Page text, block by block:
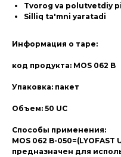
Tvorog va polutvetdiy
Silliq ta'mni yaratadi
Информация о таре:
код продукта: MOS 062 B
Упаковка: пакет
Объем: 50 UC
Способы применения:
MOS 062 B-050=(LYOFAST
предназначен для